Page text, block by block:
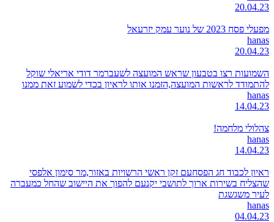
20.04.23
מפעלי פסח 2023 של נוער עמק יזרעאל
hanas
20.04.23
השמועות רצו בטבעון שראש המועצה לשעברמר דודי אריאלי שוקל
להתמודד לראשות המועצה,הזמנו אותו לראיון בכדי לשמוע זאת ממנו
hanas
14.04.23
צהלולי מלחמה!
hanas
14.04.23
ראיון לכבוד חג הפסחעם זקן ראשי הרשויות באזור,מר סימון אלפסי
שהצליח בשירות ארוך לתושבי יקנעם להפוך את היישוב שהחל כמעברה
לעיר משגשגת
hanas
04.04.23